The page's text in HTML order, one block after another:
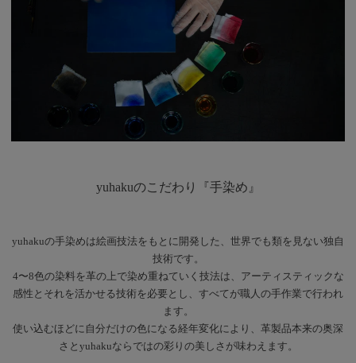
yuhakuのこだわり『手染め』
yuhakuの手染めは絵画技法をもとに開発した、世界でも類を見ない独自
技術です。
4〜8色の染料を革の上で染め重ねていく技法は、アーティスティックな
感性とそれを活かせる技術を必要とし、すべてが職人の手作業で行われ
ます。
使い込むほどに自分だけの色になる経年変化により、革製品本来の奥深
さとyuhakuならではの彩りの美しさが味わえます。